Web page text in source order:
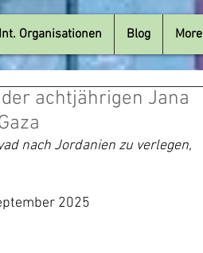
achtjährigen Jana
nach Jordanien zu verlegen,
2025
Organisationen Blog More